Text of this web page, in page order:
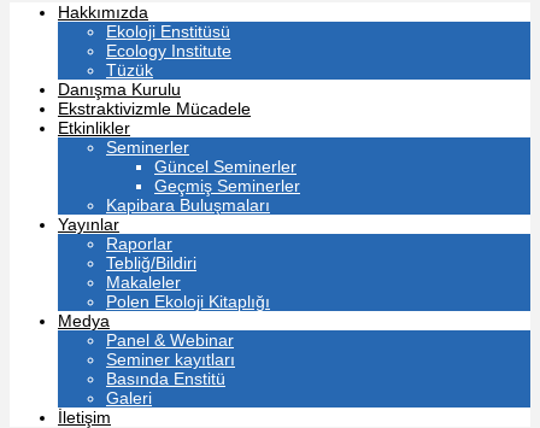
Hakkımızda
Ekoloji Enstitüsü
Ecology Institute
Tüzük
Danışma Kurulu
Ekstraktivizmle Mücadele
Etkinlikler
Seminerler
Güncel Seminerler
Geçmiş Seminerler
Kapibara Buluşmaları
Yayınlar
Raporlar
Tebliğ/Bildiri
Makaleler
Polen Ekoloji Kitaplığı
Medya
Panel & Webinar
Seminer kayıtları
Basında Enstitü
Galeri
İletişim